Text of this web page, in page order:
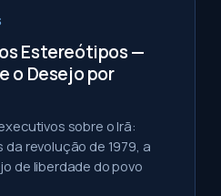
Estereótipos —
o Desejo por
sobre o Irã:
revolução de 1979, a
de liberdade do povo